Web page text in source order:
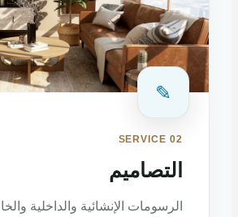
✎
SERVICE 02
التصاميم
الرسومات الإنشائية والداخلية والخارجية